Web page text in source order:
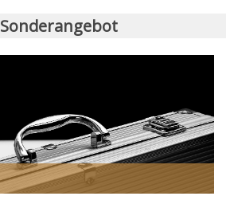
Sonderangebot